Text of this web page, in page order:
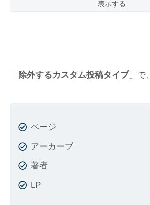
表示する
「 除外するカスタム投稿タイプ」で、
ページ
アーカーブ
著者
LP